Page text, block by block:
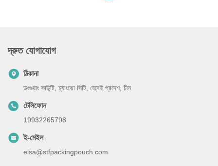
দ্রুত যোগাযোগ
ঠিকানা
ডংগুয়াং কাউন্টি, চ্যাংঝো সিটি, হেবেই প্রদেশ, চীন
টেলিফোন
19932265798
ই-মেইল
elsa@stfpackingpouch.com